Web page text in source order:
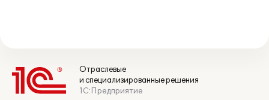
Отраслевые
и специализированные решения
1С:Предприятие